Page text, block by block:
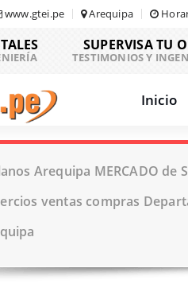
www.gtei.pe Arequipa
SUPERVISA TU
TESTIMONIOS Y
Inicio
Arequipa MERCADO de
ventas compras